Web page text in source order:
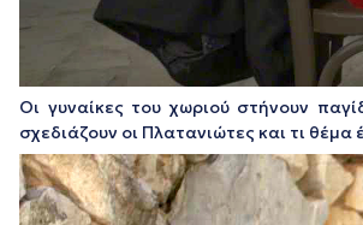
Οι γυναίκες του χωριού στήνουν
σχεδιάζουν οι Πλατανιώτες και τι